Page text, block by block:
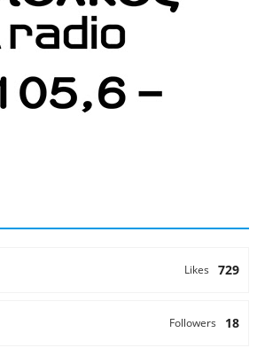
729
Likes
18
Followers